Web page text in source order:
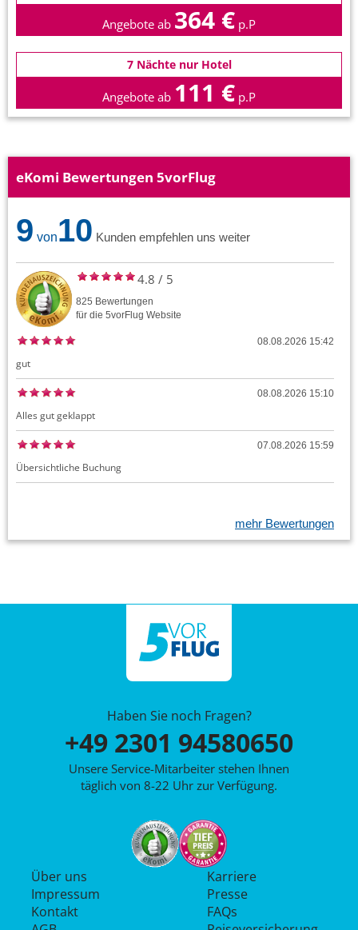
Angebote ab 364 € p.P
7 Nächte nur Hotel
Angebote ab 111 € p.P
eKomi Bewertungen 5vorFlug
9 von10 Kunden empfehlen uns weiter
4.8 / 5
825 Bewertungen
für die 5vorFlug Website
08.08.2026 15:42
gut
08.08.2026 15:10
Alles gut geklappt
07.08.2026 15:59
Übersichtliche Buchung
mehr Bewertungen
Haben Sie noch Fragen?
+49 2301 94580650
Unsere Service-Mitarbeiter stehen Ihnen
täglich von 8-22 Uhr zur Verfügung.
Über uns
Impressum
Kontakt
Karriere
Presse
FAQs